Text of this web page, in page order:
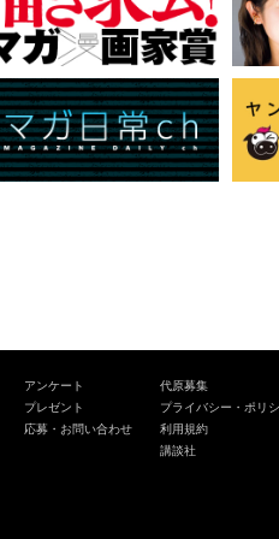
アンケート
プレゼント
応募・お問い合わせ
代原募集
プライバシー・ポリ
利用規約
講談社